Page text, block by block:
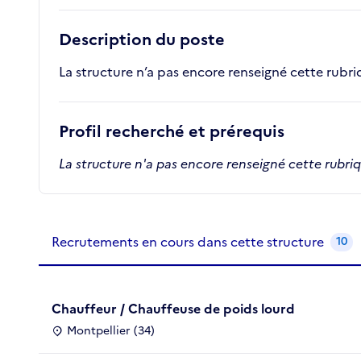
Description du poste
La structure n’a pas encore renseigné cette
Profil recherché et prérequis
La structure n'a pas encore renseigné cette
Recrutements de la structure
Recrutements en cours dans cette structure 10
Chauffeur / Chauffeuse de poids lourd
Montpellier (34)